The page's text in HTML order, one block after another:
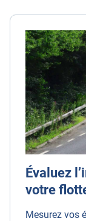
Évaluez
votre
Mesurez vos